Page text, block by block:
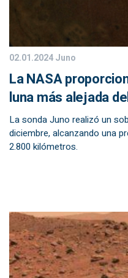
02.01.2024Juno
La NASA
luna más alejada
La sonda Juno realizó un
diciembre, alcanzando una
2.800 kilómetros.